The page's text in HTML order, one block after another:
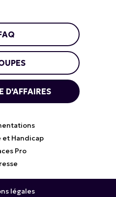
D'AFFAIRES
et Handicap
Pro
légales